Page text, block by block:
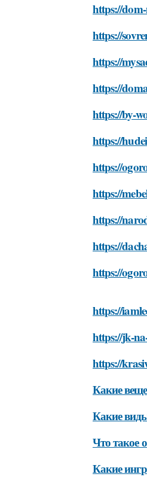
https://
https://
https://
https://
https://by-
https://
https://
https://
https://
https://
https://
https://
https://jk-
https://
Какие
Какие
Что такое
Какие